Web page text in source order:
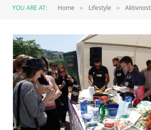
YOU ARE AT: Home » Lifestyle » Aktivnosti